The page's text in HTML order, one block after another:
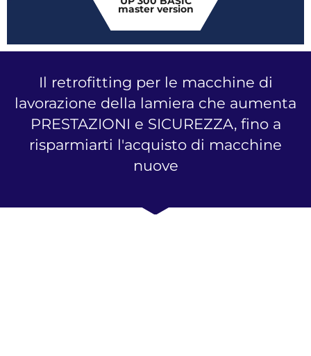
master version
Il retrofitting per le macchine di
lavorazione della lamiera che aumenta
PRESTAZIONI e SICUREZZA, fino a
risparmiarti l'acquisto di macchine
nuove